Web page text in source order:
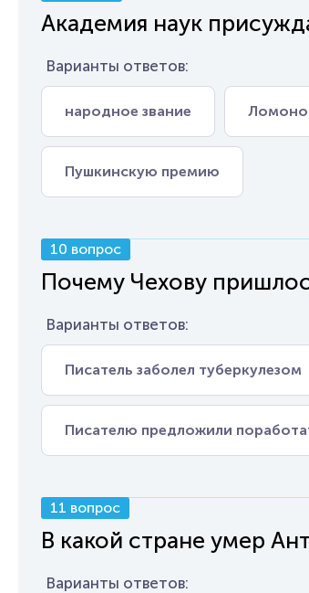
Академия наук
Варианты ответов:
народное звание
Пушкинскую премию
10 вопрос
Почему Чехову
Варианты ответов:
Писатель заболел туберкулезом
Писателю предложили
11 вопрос
В какой стране умер
Варианты ответов: